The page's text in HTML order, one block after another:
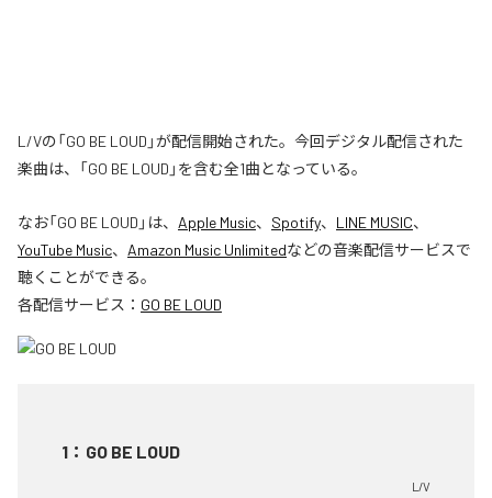
L/Vの「GO BE LOUD」が配信開始された。今回デジタル配信された
楽曲は、「GO BE LOUD」を含む全1曲となっている。
なお「GO BE LOUD 」は、 Apple Music、 Spotify、 LINE MUSIC、
YouTube Music、 Amazon Music Unlimitedなどの音楽配信サービスで
聴くことができる。
各配信サービス： GO BE LOUD
1 ： GO BE LOUD
L/V